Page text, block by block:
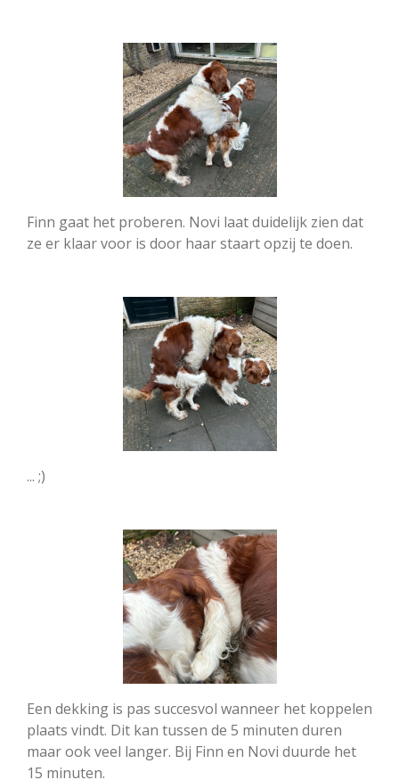
Finn gaat het proberen. Novi laat duidelijk zien dat
ze er klaar voor is door haar staart opzij te doen.
... ;)
Een dekking is pas succesvol wanneer het koppelen
plaats vindt. Dit kan tussen de 5 minuten duren
maar ook veel langer. Bij Finn en Novi duurde het
15 minuten.